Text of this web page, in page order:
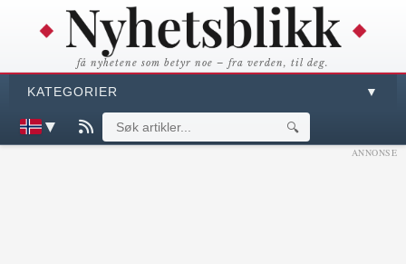
få nyhetene som betyr noe – fra verden, til deg.
KATEGORIER ▼
▼ 🔍
ANNONSE